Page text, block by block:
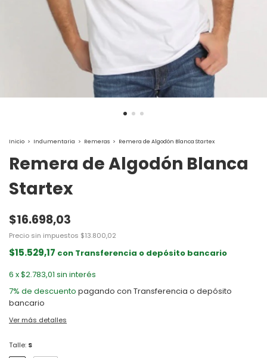
Inicio > Indumentaria > Remeras > Remera de Algodón Blanca Startex
Remera de Algodón Blanca
Startex
$16.698,03
Precio sin impuestos $13.800,02
$15.529,17 con Transferencia o depósito bancario
6 x$2.783,01 sin interés
7% de descuento pagando con Transferencia o depósito
bancario
Ver más detalles
Talle: S